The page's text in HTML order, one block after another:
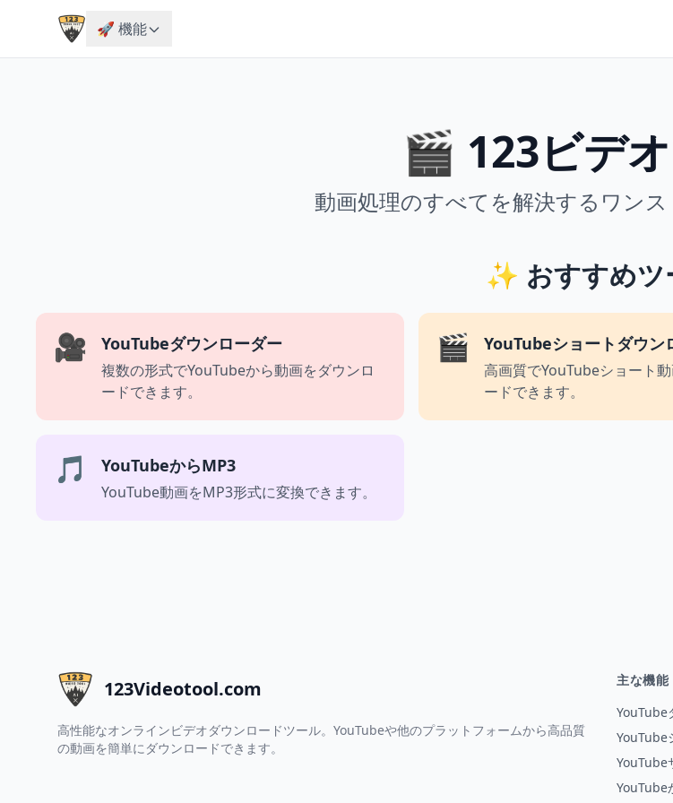
🚀 機能
🎬 123ビデ
動画処理のすべてを解決するワン
✨ おすすめツ
🎥
YouTubeダウンローダー
複数の形式でYouTubeから動画をダウンロ
ードできます。
🎬 YouTubeショートダウン
高画質でYouTubeショート
ードできます。
🎵 YouTubeからMP3
YouTube動画をMP3形式に変換できます。
123Videotool.com
高性能なオンラインビデオダウンロードツール。YouTubeや他のプラットフォームから高品質
の動画を簡単にダウンロードできます。
主な機能
YouTube
YouTube
YouTube
YouTube